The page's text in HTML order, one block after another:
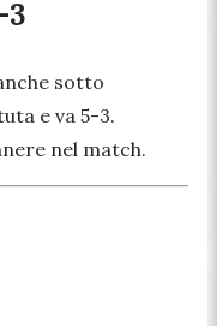
sotto
e va 5-3.
nel match.